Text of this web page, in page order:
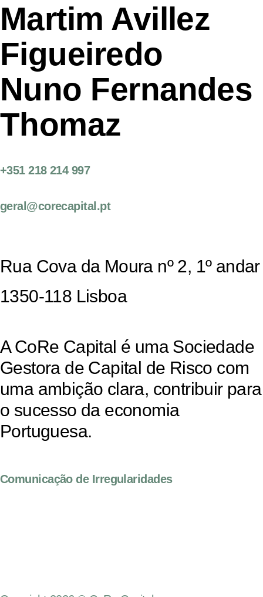
Martim Avillez
Figueiredo
Nuno Fernandes
Thomaz
+351 218 214 997
geral@corecapital.pt
Rua Cova da Moura nº 2, 1º andar
1350-118 Lisboa
A CoRe Capital é uma Sociedade
Gestora de Capital de Risco com
uma ambição clara, contribuir para
o sucesso da economia
Portuguesa.
Comunicação de Irregularidades